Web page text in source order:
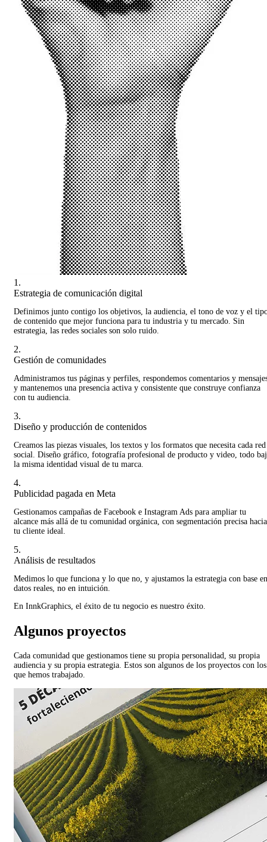
1.
Estrategia de comunicación digital
Definimos junto contigo los objetivos, la audiencia, el tono de voz y el
de contenido que mejor funciona para tu industria y tu mercado. Sin
estrategia, las redes sociales son solo ruido.
2.
Gestión de comunidades
Administramos tus páginas y perfiles, respondemos comentarios y
y mantenemos una presencia activa y consistente que construye confianza
con tu audiencia.
3.
Diseño y producción de contenidos
Creamos las piezas visuales, los textos y los formatos que necesita cada red
social. Diseño gráfico, fotografía profesional de producto y video, todo
la misma identidad visual de tu marca.
4.
Publicidad pagada en Meta
Gestionamos campañas de Facebook e Instagram Ads para ampliar tu
alcance más allá de tu comunidad orgánica, con segmentación precisa hacia
tu cliente ideal.
5.
Análisis de resultados
Medimos lo que funciona y lo que no, y ajustamos la estrategia con base en
datos reales, no en intuición.
En InnkGraphics, el éxito de tu negocio es nuestro éxito.
Algunos proyectos
Cada comunidad que gestionamos tiene su propia personalidad, su propia
audiencia y su propia estrategia. Estos son algunos de los proyectos con los
que hemos trabajado.